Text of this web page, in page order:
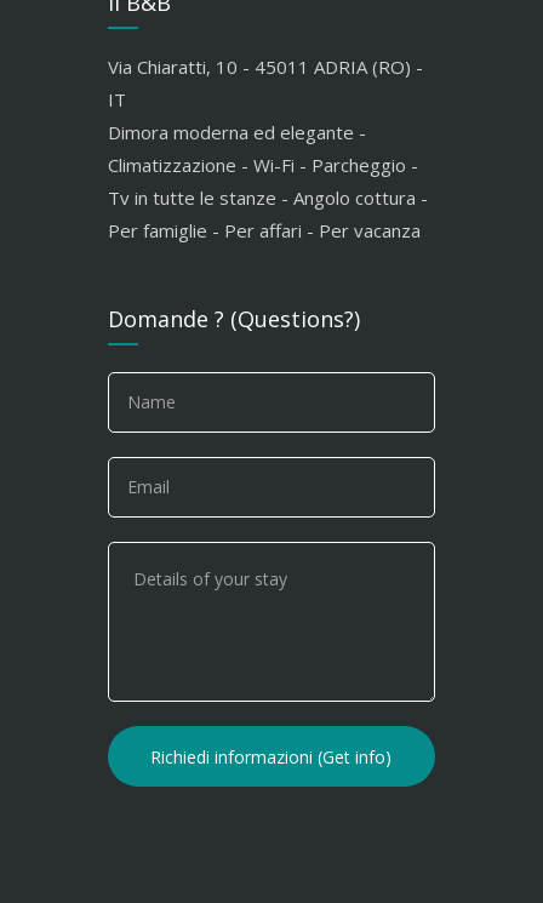
Via Chiaratti, 10 - 45011 ADRIA (RO) -
IT
Dimora moderna ed elegante -
Climatizzazione - Wi-Fi - Parcheggio -
Tv in tutte le stanze - Angolo cottura -
Per famiglie - Per affari - Per vacanza
Domande ? (Questions?)